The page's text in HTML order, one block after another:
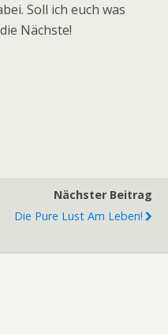
Soll ich euch was
Nächste!
Nächster Beitrag
Die Pure Lust Am Leben!